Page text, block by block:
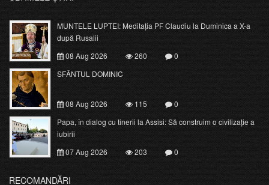
MUNTELE LUPTEI: Meditația PF Claudiu la Duminica a X-a
după Rusalii
08 Aug 2026
260
0
SFÂNTUL DOMINIC
08 Aug 2026 115
0
Papa, în dialog cu tinerii la Assisi: Să construim o civilizație a
iubirii
07 Aug 2026
203 0
RECOMANDĂRI